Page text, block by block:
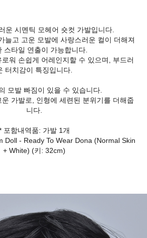
운 시멘틱 모헤어 숏컷 가발입니다.
늘고 고운 모발에 사랑스러운 컬이 더해져
스타일 연출이 가능합니다.
워 손쉽게 어레인지할 수 있으며, 부드러
터치감이 특징입니다.
모발 빠짐이 있을 수 있습니다.
가발로, 인형에 세련된 분위기를 더해줍
니다.
포함내역품: 가발 1개
Doll - Ready To Wear Dona (Normal Skin
+ White) (키: 32cm)